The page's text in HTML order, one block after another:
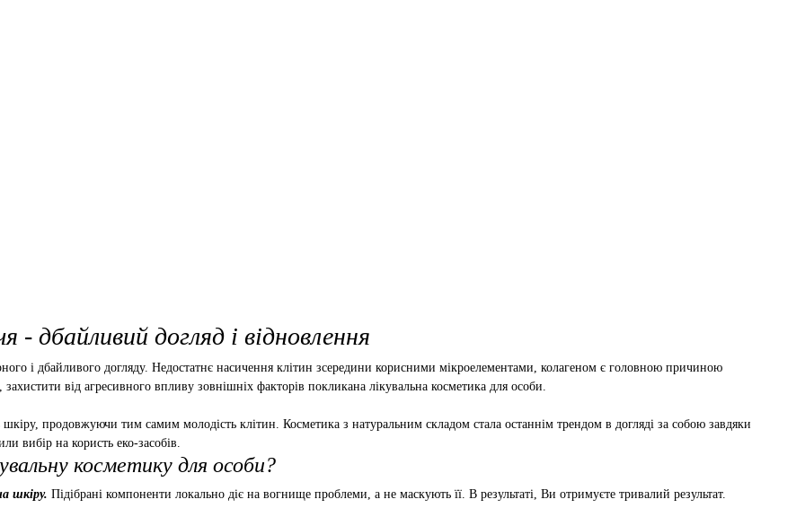
- дбайливий догляд і відновлення
і дбайливого догляду. Недостатнє насичення клітин зсередини корисними мікроелементами, колагеном є головною причиною
захистити від агресивного впливу зовнішніх факторів покликана лікувальна косметика для особи.
продовжуючи тим самим молодість клітин. Косметика з натуральним складом стала останнім трендом в догляді за собою завдяки
вибір на користь еко-засобів.
косметику для особи?
шкіру. Підібрані компоненти локально діє на вогнище проблеми, а не маскують її. В результаті, Ви отримуєте тривалий результат.